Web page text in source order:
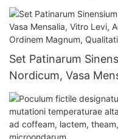
aureo, designatio
eventus
Set Patinarum
Nordicum, Vasa
Deversorium, Magna
Magnum, Qualitatis